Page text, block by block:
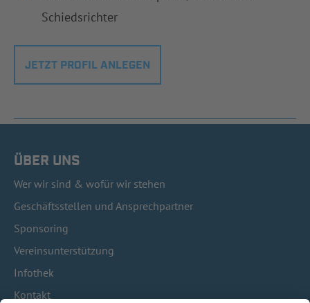
Schiedsrichter
JETZT PROFIL ANLEGEN
ÜBER UNS
Wer wir sind & wofür wir stehen
Geschäftsstellen und Ansprechpartner
Sponsoring
Vereinsunterstützung
Infothek
Kontakt